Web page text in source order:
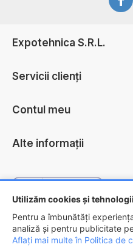
Utilizăm cookies și
Pentru a îmbunătăți
analiză și pentru publicitate
Aflați mai multe în Politica de
Expotehnica S.R.L.
Servicii clienți
Contul meu
Alte informații
Copyright © 2026 -